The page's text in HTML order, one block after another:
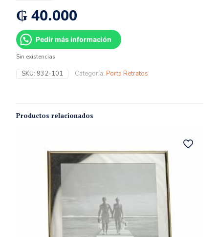
₲40.000
Pedir más información
Sin existencias
SKU: 932-101 Categoría: Porta Retratos
Productos relacionados